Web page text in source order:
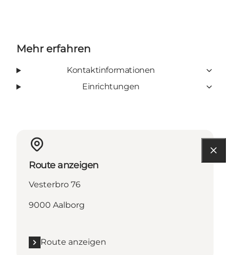
Mehr erfahren
Kontaktinformationen
Einrichtungen
Route anzeigen
Vesterbro 76
9000 Aalborg
Route anzeigen